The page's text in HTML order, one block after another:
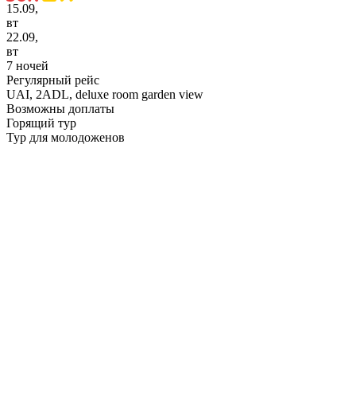
15.09,
вт
22.09,
вт
7 ночей
Регулярный рейс
UAI, 2ADL, deluxe room garden view
Возможны доплаты
Горящий тур
Тур для молодоженов